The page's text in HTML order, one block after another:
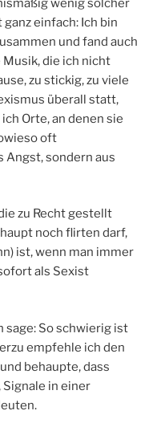
wenig solcher
einfach: Ich bin
und fand auch
die ich nicht
zu stickig, zu viele
überall statt,
Orte, an denen sie
oft
Angst, sondern aus
zu Recht gestellt
noch flirten darf,
ist, wenn man immer
als Sexist
sage: So schwierig ist
empfehle ich den
und behaupte, dass
in einer